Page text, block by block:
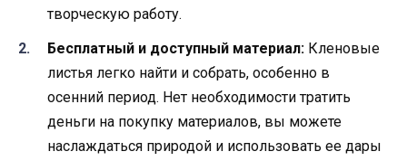
творческую работу.
Бесплатный и доступный материал: Кленовые
листья легко найти и собрать, особенно в
осенний период. Нет необходимости тратить
деньги на покупку материалов, вы можете
наслаждаться природой и использовать ее дары